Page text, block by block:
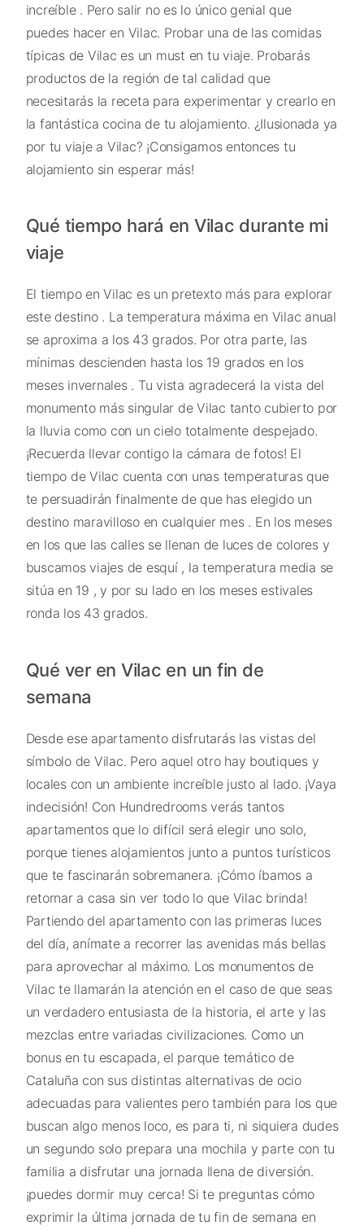
increíble . Pero salir no es lo único genial que
puedes hacer en Vilac. Probar una de las comidas
típicas de Vilac es un must en tu viaje. Probarás
productos de la región de tal calidad que
necesitarás la receta para experimentar y crearlo en
la fantástica cocina de tu alojamiento. ¿Ilusionada ya
por tu viaje a Vilac? ¡Consigamos entonces tu
alojamiento sin esperar más!
Qué tiempo hará en Vilac durante mi
viaje
El tiempo en Vilac es un pretexto más para explorar
este destino . La temperatura máxima en Vilac anual
se aproxima a los 43 grados. Por otra parte, las
mínimas descienden hasta los 19 grados en los
meses invernales . Tu vista agradecerá la vista del
monumento más singular de Vilac tanto cubierto por
la lluvia como con un cielo totalmente despejado.
¡Recuerda llevar contigo la cámara de fotos! El
tiempo de Vilac cuenta con unas temperaturas que
te persuadirán finalmente de que has elegido un
destino maravilloso en cualquier mes . En los meses
en los que las calles se llenan de luces de colores y
buscamos viajes de esquí , la temperatura media se
sitúa en 19 , y por su lado en los meses estivales
ronda los 43 grados.
Qué ver en Vilac en un fin de
semana
Desde ese apartamento disfrutarás las vistas del
símbolo de Vilac. Pero aquel otro hay boutiques y
locales con un ambiente increíble justo al lado. ¡Vaya
indecisión! Con Hundredrooms verás tantos
apartamentos que lo difícil será elegir uno solo,
porque tienes alojamientos junto a puntos turísticos
que te fascinarán sobremanera. ¡Cómo íbamos a
retornar a casa sin ver todo lo que Vilac brinda!
Partiendo del apartamento con las primeras luces
del día, anímate a recorrer las avenidas más bellas
para aprovechar al máximo. Los monumentos de
Vilac te llamarán la atención en el caso de que seas
un verdadero entusiasta de la historia, el arte y las
mezclas entre variadas civilizaciones. Como un
bonus en tu escapada, el parque temático de
Cataluña con sus distintas alternativas de ocio
adecuadas para valientes pero también para los que
buscan algo menos loco, es para ti, ni siquiera dudes
un segundo solo prepara una mochila y parte con tu
familia a disfrutar una jornada llena de diversión.
¡puedes dormir muy cerca! Si te preguntas cómo
exprimir la última jornada de tu fin de semana en